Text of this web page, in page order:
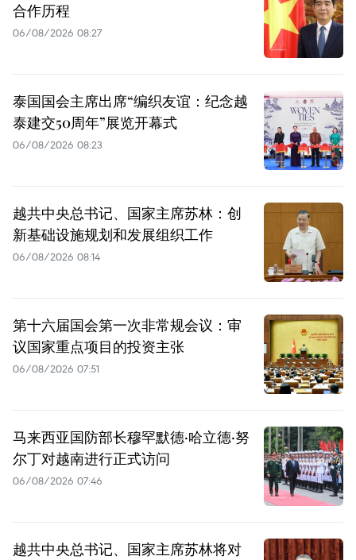
合作历程
06/08/2026 08:27
泰国国会主席出席“编织友谊：纪念越
泰建交50周年”展览开幕式
06/08/2026 08:23
越共中央总书记、国家主席苏林：创
新基础设施规划和发展组织工作
06/08/2026 08:14
第十六届国会第一次非常规会议：审
议国家重点项目的投资主张
06/08/2026 07:51
马来西亚国防部长穆罕默德·哈立德·努
尔丁对越南进行正式访问
06/08/2026 07:46
越共中央总书记、国家主席苏林将对